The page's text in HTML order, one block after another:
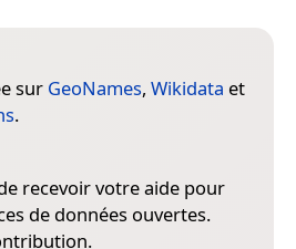
sur GeoNames, Wikidata et
.
recevoir votre aide pour
de données ouvertes.